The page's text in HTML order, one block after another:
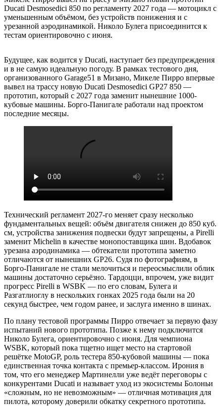
Ducati Desmosedici 850 по регламенту 2027 года — мотоцикл с
уменьшенным объёмом, без устройств понижения и с
урезанной аэродинамикой. Николо Булега присоединится к
тестам ориентировочно с июня.
Будущее, как водится у Ducati, наступает без предупреждения
и в не самую идеальную погоду. В рамках тестового дня,
организованного Garage51 в Мизано, Микеле Пирро впервые
вывел на трассу новую Ducati Desmosedici GP27 850 —
прототип, который с 2027 года заменит нынешние 1000-
кубовые машины. Борго-Панигале работали над проектом
последние месяцы.
Технический регламент 2027-го меняет сразу несколько
фундаментальных вещей: объём двигателя снижен до 850 куб.
см, устройства занижения подвески будут запрещены, а Pirelli
заменит Michelin в качестве монопоставщика шин. Вдобавок
урезана аэродинамика — обтекатели прототипа заметно
отличаются от нынешних GP26. Судя по фотографиям, в
Борго-Панигале не стали мелочиться и переосмыслили облик
машины достаточно серьёзно. Тардоцци, впрочем, уже видит
прогресс Pirelli в WSBK — по его словам, Булега и
Разгатлиоглу в нескольких гонках 2025 года были на 20
секунд быстрее, чем годом ранее, и заслуга именно в шинах.
По плану тестовой программы Пирро отвечает за первую фазу
испытаний нового прототипа. Позже к нему подключится
Николо Булега, ориентировочно с июня. Для чемпиона
WSBK, который пока тщетно ищет место на стартовой
решётке MotoGP, роль тестера 850-кубовой машины — пока
единственная точка контакта с премьер-классом. Ирония в
том, что его менеджер Мартинелли уже ведёт переговоры с
конкурентами Ducati и называет уход из экосистемы Болоньи
«сложным, но не невозможным» — отличная мотивация для
пилота, которому доверили обкатку секретного прототипа.